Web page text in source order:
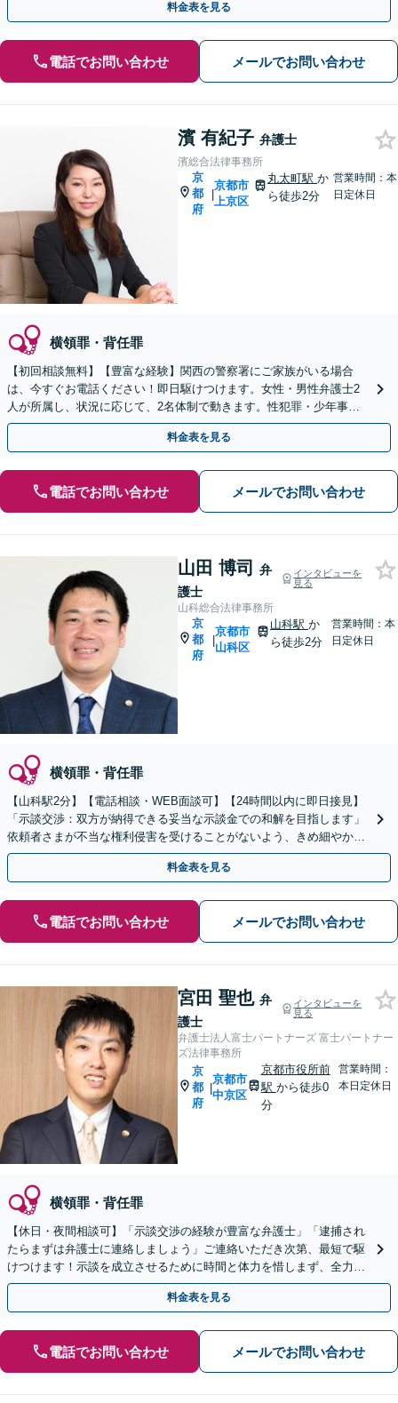
料金表を見る
電話でお問い合わせ メールでお問い合わせ
濱 有紀子 弁護士
濱総合法律事務所
京
都
府
|
京都市
上京区
丸太町駅か
ら徒歩2分
営業時間：本
日定休日
横領罪・背任罪
【初回相談無料】【豊富な経験】関西の警察署にご家族がいる場合
は、今すぐお電話ください！即日駆けつけます。女性・男性弁護士2
人が所属し、状況に応じて、2名体制で動きます。性犯罪・少年事件
など【完全個室】【休日・夜間は要相談】【丸太町駅3分】
料金表を見る
電話でお問い合わせ メールでお問い合わせ
山田 博司
弁
護士
インタビューを
見る
山科総合法律事務所
京
都
府
|
京都市
山科区
山科駅 か
ら徒歩2分
営業時間：本
日定休日
横領罪・背任罪
【山科駅2分】【電話相談・WEB面談可】【24時間以内に即日接見】
「示談交渉：双方が納得できる妥当な示談金での和解を目指します」
依頼者さまが不当な権利侵害を受けることがないよう、きめ細やかに
サポート！在宅事件でも、できるだけ早いご相談を
料金表を見る
電話でお問い合わせ メールでお問い合わせ
宮田 聖也 弁
護士
インタビューを
見る
弁護士法人富士パートナーズ 富士パートナー
ズ法律事務所
京
都
府
|
京都市
中京区
京都市役所前
駅 から徒歩0
分
営業時間：
本日定休日
横領罪・背任罪
【休日・夜間相談可】「示談交渉の経験が豊富な弁護士」「逮捕され
たらまずは弁護士に連絡しましょう」ご連絡いただき次第、最短で駆
けつけます！示談を成立させるために時間と体力を惜しまず、全力対
応「罪を犯した方の社会復帰を応援します／更生サポート」
料金表を見る
電話でお問い合わせ メールでお問い合わせ